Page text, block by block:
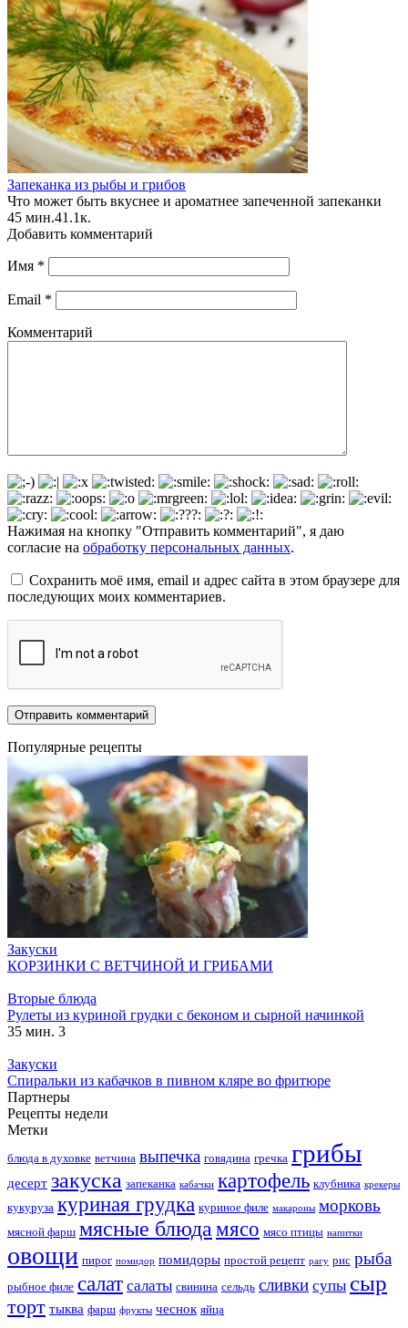
Запеканка из рыбы и грибов
Что может быть вкуснее и ароматнее запеченной запеканки
45 мин.41.1к.
Добавить комментарий
Имя *
Email *
Комментарий
Нажимая на кнопку "Отправить комментарий", я даю
согласие на обработку персональных данных.
Сохранить моё имя, email и адрес сайта в этом браузере для
последующих моих комментариев.
Популярные рецепты
Закуски
КОРЗИНКИ С ВЕТЧИНОЙ И ГРИБАМИ
Вторые блюда
Рулеты из куриной грудки с беконом и сырной начинкой
35 мин. 3
Закуски
Спиральки из кабачков в пивном кляре во фритюре
Партнеры
Рецепты недели
Метки
блюда в духовке ветчина выпечка говядина гречка грибы
десерт закуска запеканка кабачки картофель клубника крекеры
кукуруза куриная грудка куриное филе макароны морковь
мясной фарш мясные блюда мясо мясо птицы напитки
овощи пирог помидор помидоры простой рецепт рагу рис рыба
рыбное филе салат салаты свинина сельдь сливки супы сыр
торт тыква фарш фрукты чеснок яйца